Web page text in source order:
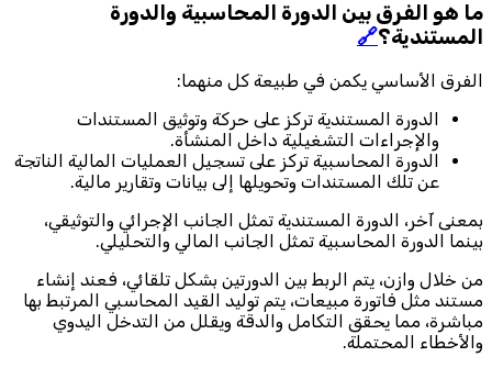
ما هو الفرق بين الدورة المحاسبية والدورة
المستندية؟🔗
الفرق الأساسي يكمن في طبيعة كل منهما:
الدورة المستندية تركز على حركة وتوثيق المستندات
والإجراءات التشغيلية داخل المنشأة.
الدورة المحاسبية تركز على تسجيل العمليات المالية الناتجة
عن تلك المستندات وتحويلها إلى بيانات وتقارير مالية.
بمعنى آخر، الدورة المستندية تمثل الجانب الإجرائي والتوثيقي،
بينما الدورة المحاسبية تمثل الجانب المالي والتحليلي.
من خلال وازن، يتم الربط بين الدورتين بشكل تلقائي، فعند إنشاء
مستند مثل فاتورة مبيعات، يتم توليد القيد المحاسبي المرتبط بها
مباشرة، مما يحقق التكامل والدقة ويقلل من التدخل اليدوي
والأخطاء المحتملة.